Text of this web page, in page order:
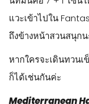
2024 สามารถเข้า
ทางไปจองตั๋ว
ได้เลยค่ะ